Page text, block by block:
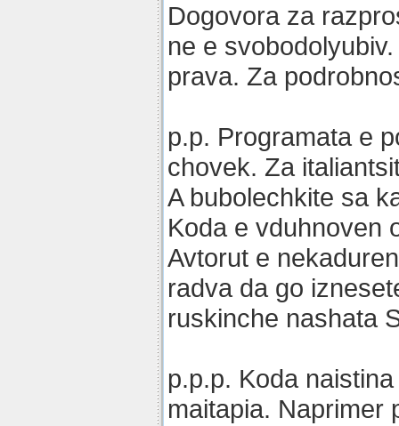
Dogovora za
ne e
prava. Za
p.p. Programata e
chovek. Za
A bubolechkite sa
Koda e vduhnoven
Avtorut e
radva da go
ruskinche nashata
p.p.p. Koda
maitapia. Naprimer